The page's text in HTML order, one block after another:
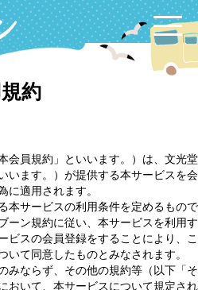
Labooon
約
員規約」といいます。）は、文光堂
います。）が提供する本サービスを会
に適用されます。
サービスの利用条件を定めるもので
ーン規約に従い、本サービスを利用す
ビスの会員登録をすることにより、こ
て同意したものとみなされます。
ならず、その他の規約等（以下「そ
おいて、本サービスについて規定され